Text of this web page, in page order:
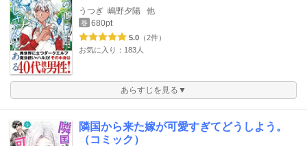
うつぎ 嶋野夕陽 他
巻 680pt
5.0 （2件）
お気に入り：183人
あらすじを見る▼
隣国から来た嫁が可愛すぎてどうしよう。
（コミック）